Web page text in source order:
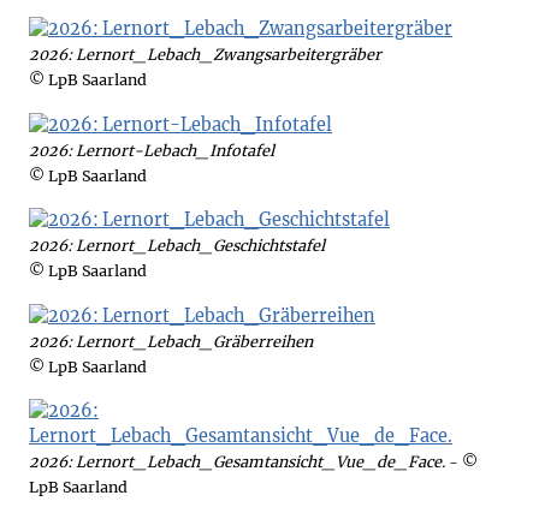
2026: Lernort_Lebach_Zwangsarbeitergräber
© LpB Saarland
2026: Lernort-Lebach_Infotafel
© LpB Saarland
2026: Lernort_Lebach_Geschichtstafel
© LpB Saarland
2026: Lernort_Lebach_Gräberreihen
© LpB Saarland
2026: Lernort_Lebach_Gesamtansicht_Vue_de_Face. - ©
LpB Saarland